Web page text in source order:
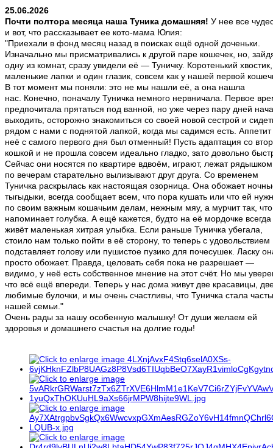
25.06.2026
Почти полтора месяца наша Туника домашняя! У нее все
и вот, что рассказывает ее кото-мама Юлия:
"Приехали в фонд месяц назад в поисках ещё одной доченьки.
Изначально мы присматривались к другой паре кошечек, но,
одну из комнат, сразу увидели её — Туничку. Коротенький хвостик,
маленькие лапки и один глазик, совсем как у нашей первой
В тот момент мы поняли: это не мы нашли её, а она нашла
нас. Конечно, поначалу Туничка немного нервничала. Первое
предпочитала прятаться под ванной, но уже через пару дней
выходить, осторожно знакомиться со своей новой сестрой и
рядом с нами с поднятой лапкой, когда мы садимся есть. Аппетит
неё с самого первого дня был отменный! Пусть адаптация со
кошкой и не прошла совсем идеально гладко, зато довольно
Сейчас они носятся по квартире вдвоём, играют, лежат
по вечерам старательно вылизывают друг друга. Со временем
Туничка раскрылась как настоящая озорница. Она обожает
тыгыдыки, всегда сообщает всем, что пора кушать или что ей
по своим важным кошачьим делам, нежным мяу, а мурчит так, что
напоминает голубка. А ещё кажется, будто на её мордочке всегда
живёт маленькая хитрая улыбка. Если раньше Туничка убегала,
стоило нам только пойти в её сторону, то теперь с удовольствием
подставляет голову или пушистое пузико для почесушек. Ласку
просто обожает. Правда, целовать себя пока не разрешает —
видимо, у неё есть собственное мнение на этот счёт. Но мы
что всё ещё впереди. Теперь у нас дома живут две красавицы,
любимые булочки, и мы очень счастливы, что Туничка стала
нашей семьи."
Очень рады за нашу особенную малышку! От души желаем ей
здоровья и домашнего счастья на долгие годы!